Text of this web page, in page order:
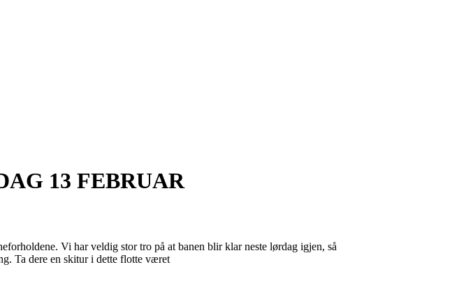
13 FEBRUAR
Vi har veldig stor tro på at banen blir klar neste lørdag igjen, så
Ta dere en skitur i dette flotte været